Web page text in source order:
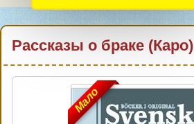
Рассказы о браке (Каро)
Мало